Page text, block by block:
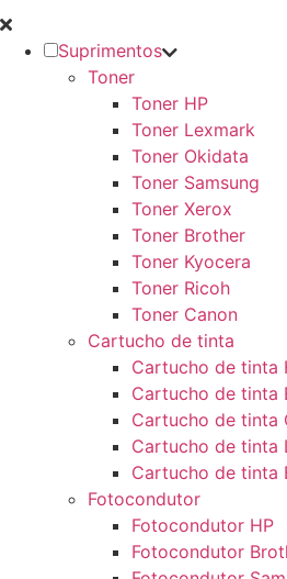
Suprimentos
Toner
Toner HP
Toner Lexmark
Toner Okidata
Toner Samsung
Toner Xerox
Toner Brother
Toner Kyocera
Toner Ricoh
Toner Canon
Cartucho de tinta
Cartucho de tinta
Cartucho de tinta
Cartucho de tinta
Cartucho de tinta
Cartucho de tinta
Fotocondutor
Fotocondutor HP
Fotocondutor